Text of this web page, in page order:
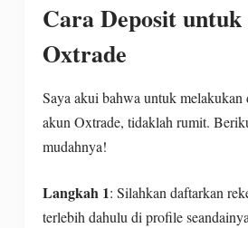
Cara Deposit
Oxtrade
Saya akui bahwa untuk melakukan
akun Oxtrade, tidaklah rumit.
mudahnya!
Langkah 1: Silahkan daftarkan
terlebih dahulu di profile